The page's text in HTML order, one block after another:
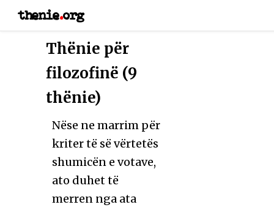
thenie.org
Thënie për
filozofinë (9
thënie)
Nëse ne marrim për
kriter të së vërtetës
shumicën e votave,
ato duhet të
merren nga ata